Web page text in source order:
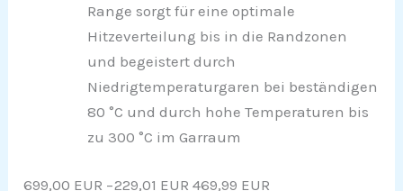
Range sorgt für eine optimale
Hitzeverteilung bis in die Randzonen
und begeistert durch
Niedrigtemperaturgaren bei beständigen
80 °C und durch hohe Temperaturen bis
zu 300 °C im Garraum
699,00 EUR −229,01 EUR 469,99 EUR